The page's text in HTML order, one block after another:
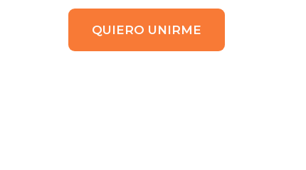
QUIERO UNIRME